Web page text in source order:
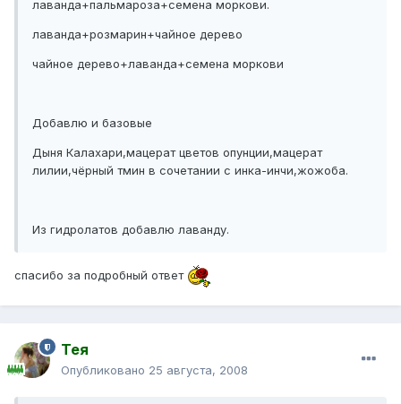
лаванда+пальмароза+семена моркови.
лаванда+розмарин+чайное дерево
чайное дерево+лаванда+семена моркови
Добавлю и базовые
Дыня Калахари,мацерат цветов опунции,мацерат
лилии,чёрный тмин в сочетании с инка-инчи,жожоба.
Из гидролатов добавлю лаванду.
спасибо за подробный ответ
Тея
Опубликовано 25 августа, 2008